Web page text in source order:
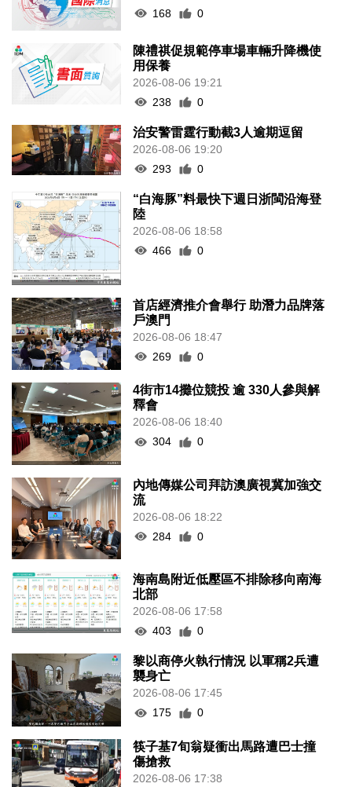
168 0
陳禮祺促規範停車場車輛升降機使
用保養
2026-08-06 19:21
238
0
治安警雷霆行動截3人逾期逗留
2026-08-06 19:20
293
0
“白海豚”料最快下週日浙閩沿海登
陸
2026-08-06 18:58
466
0
首店經濟推介會舉行 助潛力品牌落
戶澳門
2026-08-06 18:47
269
0
4街市14攤位競投 逾 330人參與解
釋會
2026-08-06 18:40
304
0
內地傳媒公司拜訪澳廣視冀加強交
流
2026-08-06 18:22
284
0
海南島附近低壓區不排除移向南海
北部
2026-08-06 17:58
403
0
黎以商停火執行情況 以軍稱2兵遭
襲身亡
2026-08-06 17:45
175
0
筷子基7旬翁疑衝出馬路遭巴士撞
傷搶救
2026-08-06 17:38